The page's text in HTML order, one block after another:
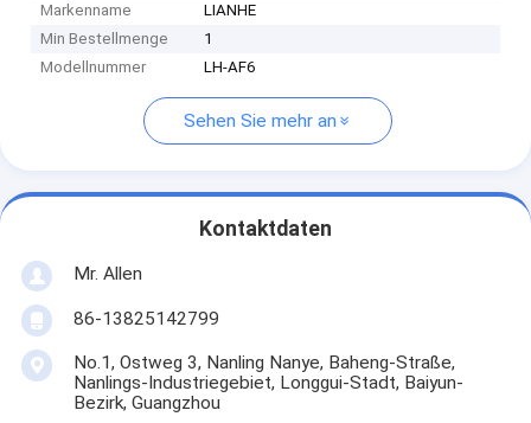
Markenname
LIANHE
Min Bestellmenge
1
Modellnummer
LH-AF6
Sehen Sie mehr an
Kontaktdaten
Mr. Allen
86-13825142799
No.1, Ostweg 3, Nanling Nanye, Baheng-Straße,
Nanlings-Industriegebiet, Longgui-Stadt, Baiyun-
Bezirk, Guangzhou